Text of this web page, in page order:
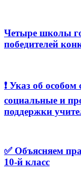
Четыре школы
победителей
❗️ Указ об особом
социальные и
поддержки
✅ Объясняем
10-й класс